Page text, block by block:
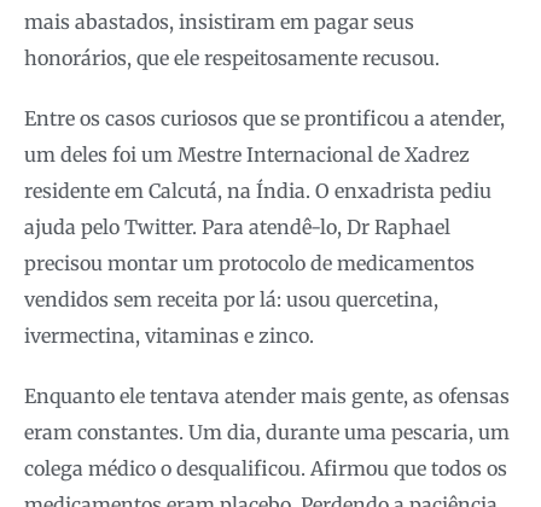
mais abastados, insistiram em pagar seus
honorários, que ele respeitosamente recusou.
Entre os casos curiosos que se prontificou a atender,
um deles foi um Mestre Internacional de Xadrez
residente em Calcutá, na Índia. O enxadrista pediu
ajuda pelo Twitter. Para atendê-lo, Dr Raphael
precisou montar um protocolo de medicamentos
vendidos sem receita por lá: usou quercetina,
ivermectina, vitaminas e zinco.
Enquanto ele tentava atender mais gente, as ofensas
eram constantes. Um dia, durante uma pescaria, um
colega médico o desqualificou. Afirmou que todos os